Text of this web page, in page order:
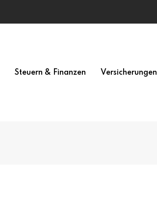
Steuern & Finanzen Versicherungen